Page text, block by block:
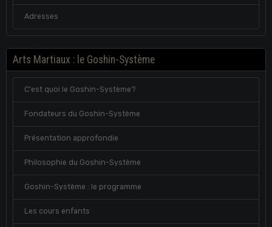
Adresses
Arts Martiaux : le Goshin-Système
C'est quoi le Goshin-Système?
Fondateurs du Goshin-Système
Présentation approfondie
Philosophie du Goshin-Système
Goshin-Système : le programme
Les cours enfants